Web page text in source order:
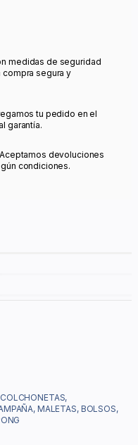
medidas de seguridad
compra segura y
tu pedido en el
garantía.
devoluciones
condiciones.
MALETAS, BOLSOS,